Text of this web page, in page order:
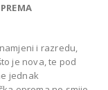
i razredu,
je nova, te pod
jednak